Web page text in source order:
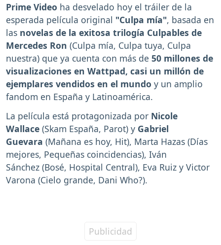
Prime Video ha desvelado hoy el tráiler de la
esperada película original "Culpa mía", basada en
las novelas de la exitosa trilogía Culpables de
Mercedes Ron (Culpa mía, Culpa tuya, Culpa
nuestra) que ya cuenta con más de 50 millones de
visualizaciones en Wattpad, casi un millón de
ejemplares vendidos en el mundo y un amplio
fandom en España y Latinoamérica.
La película está protagonizada por Nicole
Wallace (Skam España, Parot) y Gabriel
Guevara (Mañana es hoy, Hit), Marta Hazas (Días
mejores, Pequeñas coincidencias), Iván
Sánchez (Bosé, Hospital Central), Eva Ruiz y Victor
Varona (Cielo grande, Dani Who?).